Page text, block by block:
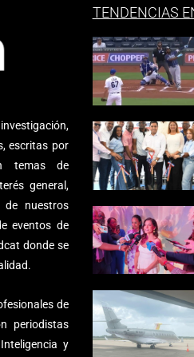
escritas por
temas de
general,
de nuestros
eventos de
donde se
de
periodistas
y
TENDENCIAS